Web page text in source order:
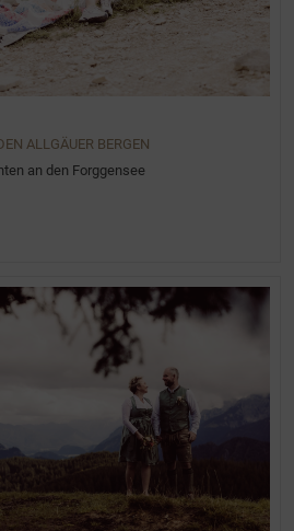
ALLGÄUER BERGEN
an den Forggensee